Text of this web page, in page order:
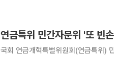
연금특위 민간자문위 '또 빈
국회 연금개혁특별위원회(연금특위)